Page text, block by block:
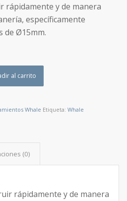
rápidamente y de manera
específicamente
de Ø15mm.
al carrito
Whale Etiqueta: Whale
(0)
rápidamente y de manera